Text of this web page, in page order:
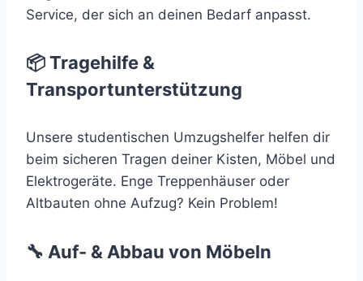
Service, der sich an deinen Bedarf anpasst.
📦 Tragehilfe &
Transportunterstützung
Unsere studentischen Umzugshelfer helfen dir
beim sicheren Tragen deiner Kisten, Möbel und
Elektrogeräte. Enge Treppenhäuser oder
Altbauten ohne Aufzug? Kein Problem!
🔧 Auf- & Abbau von Möbeln